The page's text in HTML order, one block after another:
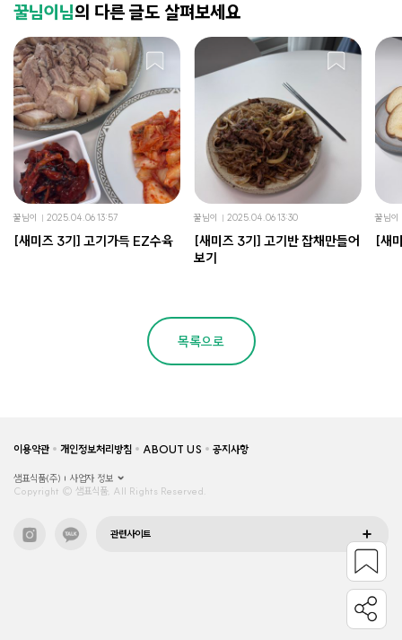
꿀님이님의 다른 글도 살펴보세요
꿀님이 2025.04.06 13:57
[새미즈 3기] 고기가득 EZ수육
꿀님이 2025.04.06 13:30
[새미즈 3기] 고기반 잡채만들어
보기
꿀님이
[새
목록으로
이용약관 개인정보처리방침 ABOUT US 공지사항
샘표식품(주)
사업자 정보
Copyright © 샘표식품, All Rights Reserved.
관련사이트